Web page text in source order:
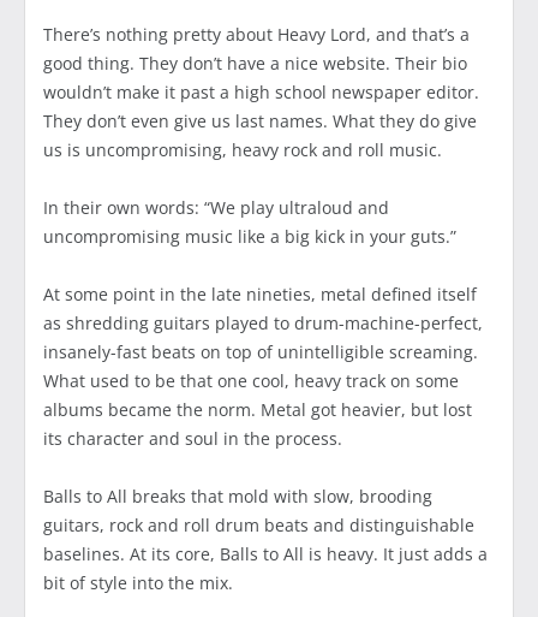
There’s nothing pretty about Heavy Lord, and that’s a
good thing. They don’t have a nice website. Their bio
wouldn’t make it past a high school newspaper editor.
They don’t even give us last names. What they do give
us is uncompromising, heavy rock and roll music.
In their own words: “We play ultraloud and
uncompromising music like a big kick in your guts.”
At some point in the late nineties, metal defined itself
as shredding guitars played to drum-machine-perfect,
insanely-fast beats on top of unintelligible screaming.
What used to be that one cool, heavy track on some
albums became the norm. Metal got heavier, but lost
its character and soul in the process.
Balls to All breaks that mold with slow, brooding
guitars, rock and roll drum beats and distinguishable
baselines. At its core, Balls to All is heavy. It just adds a
bit of style into the mix.